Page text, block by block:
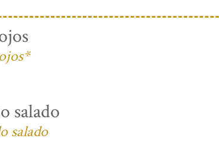
salado
salado